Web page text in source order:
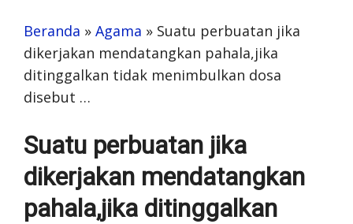
Beranda » Agama » Suatu perbuatan jika
dikerjakan mendatangkan pahala,jika
ditinggalkan tidak menimbulkan dosa
disebut …
Suatu perbuatan jika
dikerjakan mendatangkan
pahala,jika ditinggalkan